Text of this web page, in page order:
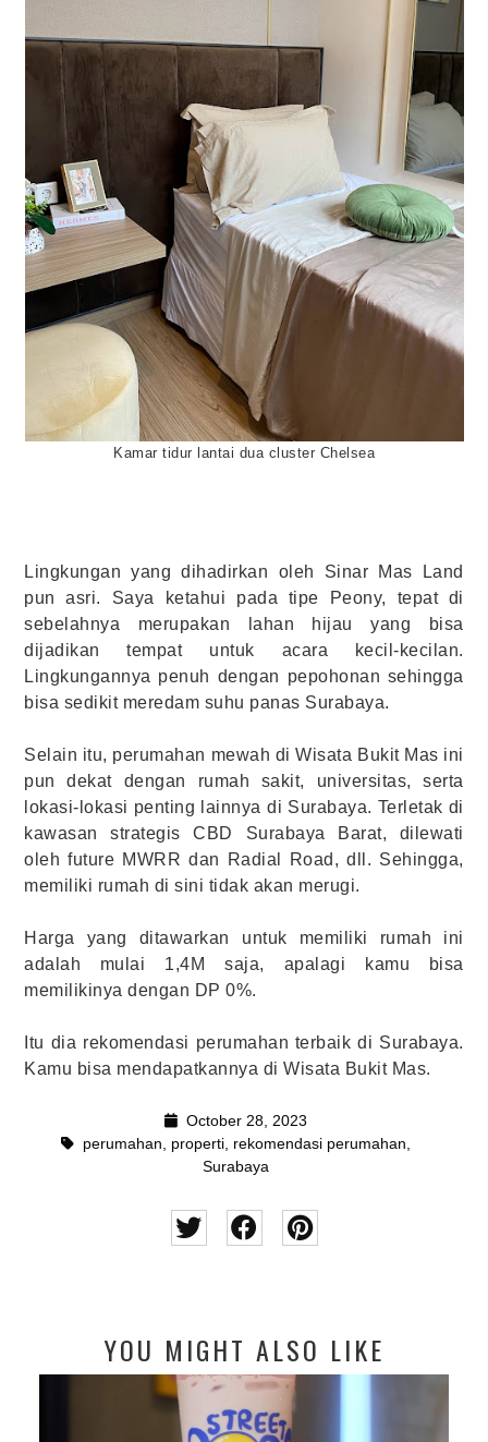
Kamar tidur lantai dua cluster Chelsea
Lingkungan yang dihadirkan oleh Sinar Mas Land
pun asri. Saya ketahui pada tipe Peony, tepat di
sebelahnya merupakan lahan hijau yang bisa
dijadikan tempat untuk acara kecil-kecilan.
Lingkungannya penuh dengan pepohonan sehingga
bisa sedikit meredam suhu panas Surabaya.
Selain itu, perumahan mewah di Wisata Bukit Mas ini
pun dekat dengan rumah sakit, universitas, serta
lokasi-lokasi penting lainnya di Surabaya. Terletak di
kawasan strategis CBD Surabaya Barat, dilewati
oleh future MWRR dan Radial Road, dll. Sehingga,
memiliki rumah di sini tidak akan merugi.
Harga yang ditawarkan untuk memiliki rumah ini
adalah mulai 1,4M saja, apalagi kamu bisa
memilikinya dengan DP 0%.
Itu dia rekomendasi perumahan terbaik di Surabaya.
Kamu bisa mendapatkannya di Wisata Bukit Mas.
October 28, 2023
perumahan, properti, rekomendasi perumahan,
Surabaya
YOU MIGHT ALSO LIKE